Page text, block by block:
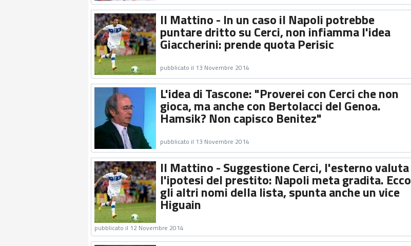
Il Mattino - In un caso il Napoli potrebbe
puntare dritto su Cerci, non infiamma l'idea
Giaccherini: prende quota Perisic
pubblicato il 13 Novembre 2014
L'idea di Tascone: "Proverei con Cerci che non
gioca, ma anche con Bertolacci del Genoa.
Hamsik? Non capisco Benitez"
pubblicato il 13 Novembre 2014
Il Mattino - Suggestione Cerci, l'esterno valuta
l'ipotesi del prestito: Napoli meta gradita. Ecco
gli altri nomi della lista, spunta anche un vice
Higuain
pubblicato il 12 Novembre 2014